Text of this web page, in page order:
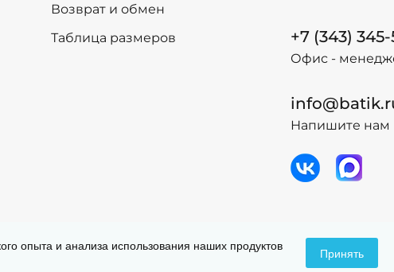
- + В корзину - +
Возврат и обмен
Таблица размеров
+7 (343)
Офис -
Напишите нам
опыта и анализа использования наших продуктов
Принять